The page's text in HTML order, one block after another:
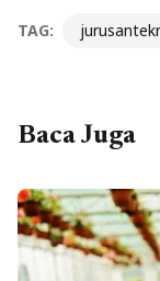
TAG:
Baca Juga